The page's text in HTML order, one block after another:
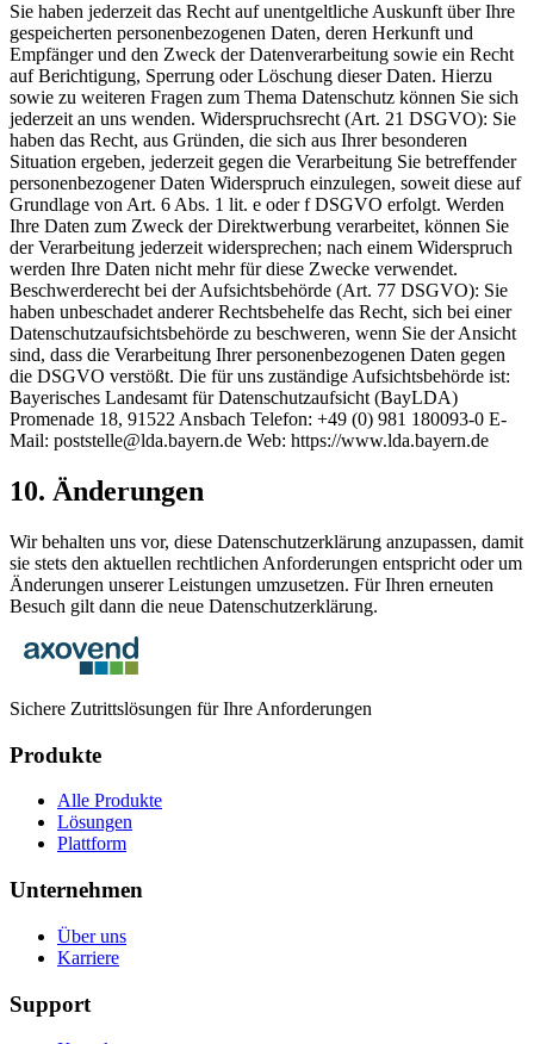
Sie haben jederzeit das Recht auf unentgeltliche Auskunft über Ihre
gespeicherten personenbezogenen Daten, deren Herkunft und
Empfänger und den Zweck der Datenverarbeitung sowie ein Recht
auf Berichtigung, Sperrung oder Löschung dieser Daten. Hierzu
sowie zu weiteren Fragen zum Thema Datenschutz können Sie sich
jederzeit an uns wenden. Widerspruchsrecht (Art. 21 DSGVO): Sie
haben das Recht, aus Gründen, die sich aus Ihrer besonderen
Situation ergeben, jederzeit gegen die Verarbeitung Sie betreffender
personenbezogener Daten Widerspruch einzulegen, soweit diese auf
Grundlage von Art. 6 Abs. 1 lit. e oder f DSGVO erfolgt. Werden
Ihre Daten zum Zweck der Direktwerbung verarbeitet, können Sie
der Verarbeitung jederzeit widersprechen; nach einem Widerspruch
werden Ihre Daten nicht mehr für diese Zwecke verwendet.
Beschwerderecht bei der Aufsichtsbehörde (Art. 77 DSGVO): Sie
haben unbeschadet anderer Rechtsbehelfe das Recht, sich bei einer
Datenschutzaufsichtsbehörde zu beschweren, wenn Sie der Ansicht
sind, dass die Verarbeitung Ihrer personenbezogenen Daten gegen
die DSGVO verstößt. Die für uns zuständige Aufsichtsbehörde ist:
Bayerisches Landesamt für Datenschutzaufsicht (BayLDA)
Promenade 18, 91522 Ansbach Telefon: +49 (0) 981 180093-0 E-
Mail: poststelle@lda.bayern.de Web: https://www.lda.bayern.de
10. Änderungen
Wir behalten uns vor, diese Datenschutzerklärung anzupassen, damit
sie stets den aktuellen rechtlichen Anforderungen entspricht oder um
Änderungen unserer Leistungen umzusetzen. Für Ihren erneuten
Besuch gilt dann die neue Datenschutzerklärung.
Sichere Zutrittslösungen für Ihre Anforderungen
Produkte
Alle Produkte
Lösungen
Plattform
Unternehmen
Über uns
Karriere
Support